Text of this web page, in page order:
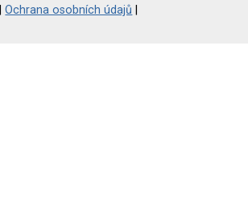
|Ochrana osobních údajů